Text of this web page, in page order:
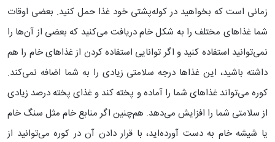
زمانی است که بخواهید در کوله‌پشتی خود غذا حمل کنید. بعضی اوقات
شما غذاهای مختلف را به شکل خام دریافت می‌کنید که بعضی از آن‌ها را
نمی‌توانید استفاده کنید و اگر توانایی استفاده کردن از غذاهای خام را هم
داشته باشید، این غذاها درجه سلامتی زیادی را به شما اضافه نمی‌کند.
کوره می‌تواند غذاهای شما را آماده و پخته کند و غذای پخته درصد زیادی
از سلامتی شما را افزایش می‌دهد. هم‌چنین اگر منابع خام مثل سنگ‌ خام
یا شیشه خام به دست آورده‌اید، با قرار دادن آن در کوره می‌توانید از